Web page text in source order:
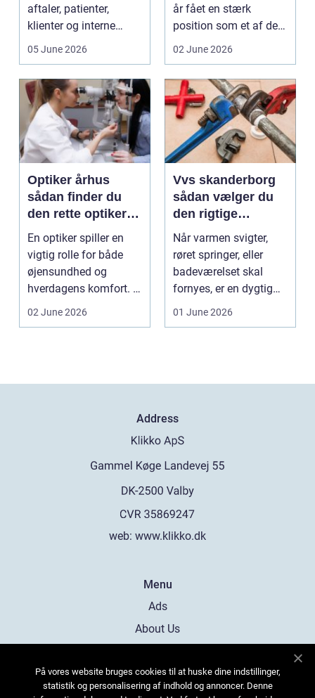
aftaler, patienter,
klienter og interne
arbejdsgange ét sted. I
05 June 2026
år fået en stærk
position som et af de
mest alsidige valg til
02 June 2026
Optiker århus
sådan finder du
den rette optiker i
byen
En optiker spiller en
vigtig rolle for både
øjensundhed og
hverdagens komfort. I
en by som Aarhus, h...
02 June 2026
Vvs skanderborg
sådan vælger du
den rigtige
installatør
Når varmen svigter,
røret springer, eller
badeværelset skal
fornyes, er en dygtig
VVS-installatør gu...
01 June 2026
Address
web: www.klikko.dk
Menu
Ads
About Us
Contact
På vores website bruges cookies til at huske dine indstillinger,
statistik og personalisering af indhold og annoncer. Denne